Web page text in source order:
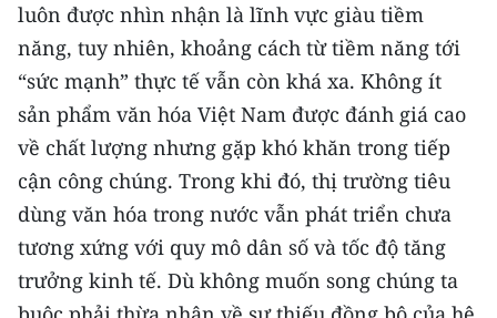
TIN MỚI
TIN ĐỊA PHƯƠNG
Trung du và miền núi phía Bắc
Đồng bằng sông Hồng
Bắc Trung Bộ
Duyên hải Nam Trung Bộ và Tây
Nguyên
luôn được nhìn nhận là lĩnh vực giàu tiềm
năng, tuy nhiên, khoảng cách từ tiềm năng tới
“sức mạnh” thực tế vẫn còn khá xa. Không ít
sản phẩm văn hóa Việt Nam được đánh giá cao
về chất lượng nhưng gặp khó khăn trong tiếp
cận công chúng. Trong khi đó, thị trường tiêu
dùng văn hóa trong nước vẫn phát triển chưa
tương xứng với quy mô dân số và tốc độ tăng
trưởng kinh tế. Dù không muốn song chúng ta